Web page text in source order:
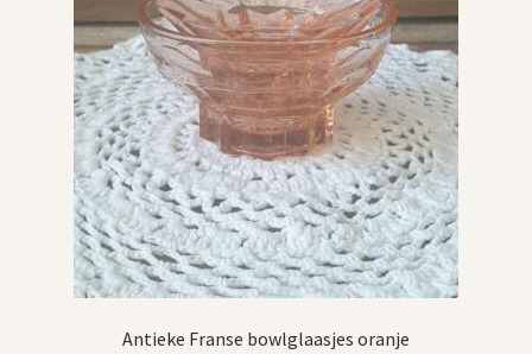
Antieke Franse bowlglaasjes oranje